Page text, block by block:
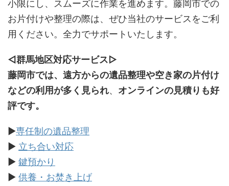
小限にし、スムーズに作業を進めます。藤岡市での
お片付けや整理の際は、ぜひ当社のサービスをご利
用ください。全力でサポートいたします。
◁群馬地区対応サービス▷
藤岡市では、遠方からの遺品整理や空き家の片付け
などの利用が多く見られ、 オンラインの見積りも好
評です。
▶専任制の遺品整理
▶ 立ち合い対応
▶ 鍵預かり
▶ 供養・お焚き上げ